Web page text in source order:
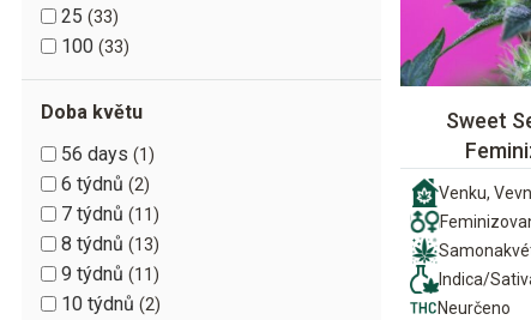
25 33
100 33
Doba květu
56 days
1
6 týdnů 2
7 týdnů 11
8 týdnů 13
9 týdnů 11
10 týdnů 2
Sweet
Venku,
Indica/
Neurčeno